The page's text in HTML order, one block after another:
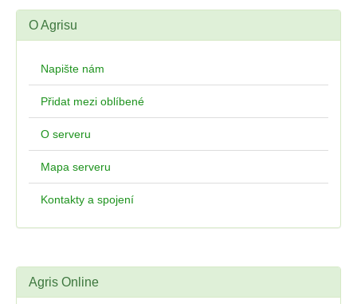
O Agrisu
Napište nám
Přidat mezi oblíbené
O serveru
Mapa serveru
Kontakty a spojení
Agris Online